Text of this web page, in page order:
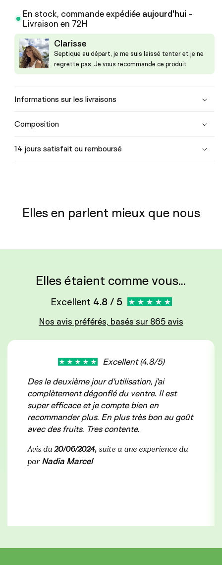
En stock, commande expédiée aujourd'hui -
Livraison en 72H
Clarisse
Septique au départ, je me suis laissé tenter et je ne
regrette pas. Je vous recommande ce produit
Informations sur les livraisons
Composition
14 jours satisfait ou remboursé
Elles en parlent mieux que nous
Elles étaient comme vous...
Excellent 4.8 / 5
Nos avis préférés, basés sur 865 avis
Excellent (4.8/5)
Des le deuxième jour d'utilisation, j'ai
complètement dégonflé du ventre. Il est
super efficace et je compte bien en
recommander plus. En plus très bon au goût
avec des fruits. Tres contente.
Avis du 20/06/2024, suite a une experience du
par Nadia Marcel